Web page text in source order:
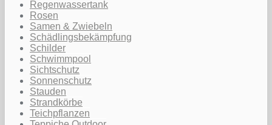
Regenwassertank
Rosen
Samen & Zwiebeln
Schädlingsbekämpfung
Schilder
Schwimmpool
Sichtschutz
Sonnenschutz
Stauden
Strandkörbe
Teichpflanzen